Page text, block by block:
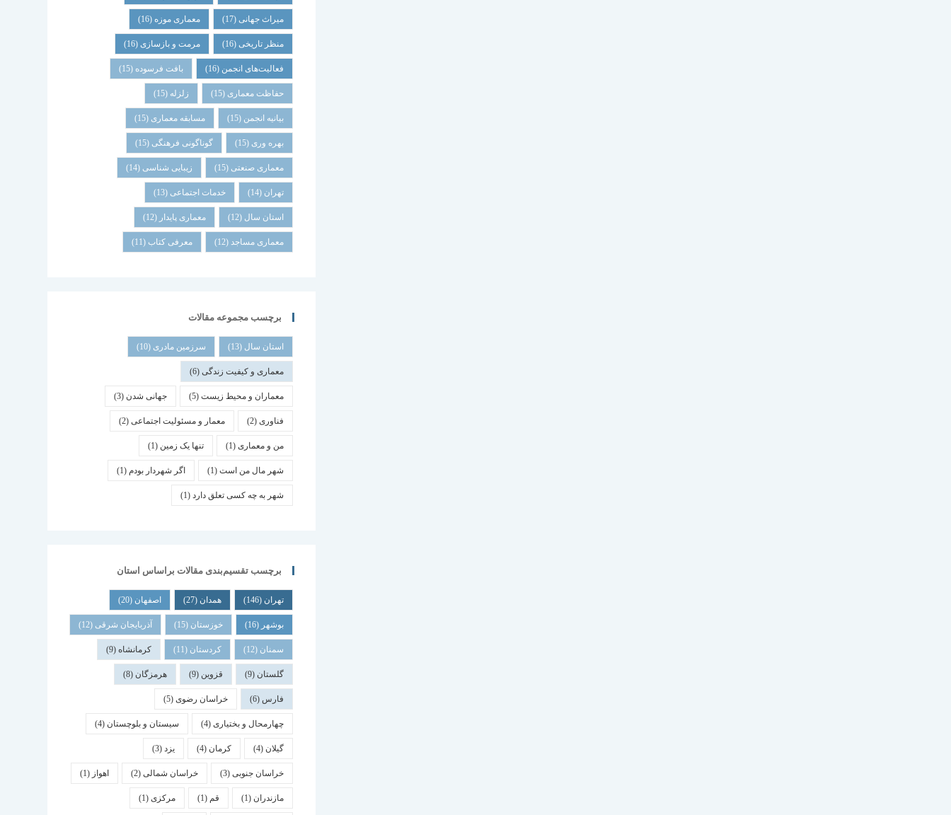
میراث جهانی(17) معماری موزه (16)
منظر تاریخی(16) مرمت و بازسازی(16)
فعالیت‌های انجمن (16) بافت فرسوده (15)
حفاظت معماری (15) زلزله (15)
بیانیه انجمن (15) مسابقه معماری (15)
بهره وری (15) گوناگونی فرهنگی (15)
معماری صنعتی (15) زیبایی شناسی (14)
تهران (14) خدمات اجتماعی (13)
استان سال (12) معماری پایدار (12)
معماری مساجد(12) معرفی کتاب (11)
برچسب مجموعه مقالات
استان سال (13) سرزمین مادری (10)
معماری و کیفیت زندگی(6)
معماران و محیط زیست(5) جهانی شدن (3)
فناوری(2) معمار و مسئولیت اجتماعی(2)
من و معماری(1) تنها یک زمین (1)
شهر مال من است(1) اگر شهردار بودم (1)
شهر به چه کسی تعلق دارد(1)
برچسب تقسیم‌بندی مقالات براساس استان
تهران (146) همدان (27) اصفهان (20)
بوشهر (16) خوزستان (15) آذربایجان شرقی (12)
سمنان (12) کردستان (11) کرمانشاه(9)
گلستان (9) قزوین (9) هرمزگان (8)
فارس(6) خراسان رضوی(5)
چهارمحال و بختیاری(4) سیستان و بلوچستان (4)
گیلان (4) کرمان (4) یزد(3)
خراسان جنوبی(3) خراسان شمالی(2) اهواز (1)
مازندران (1) قم (1) مرکزی(1)